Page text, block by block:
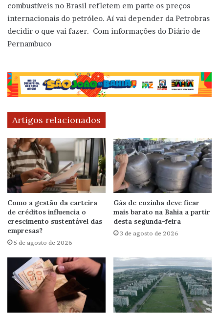
combustíveis no Brasil refletem em parte os preços
internacionais do petróleo. Aí vai depender da Petrobras
decidir o que vai fazer. Com informações do Diário de
Pernambuco
Artigos relacionados
Como a gestão da carteira
de créditos influencia o
crescimento sustentável das
empresas?
5 de agosto de 2026
Gás de cozinha deve ficar
mais barato na Bahia a partir
desta segunda-feira
3 de agosto de 2026